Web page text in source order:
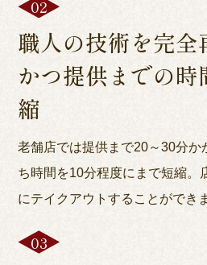
職人の技術を完全
かつ提供までの時
縮
老舗店では提供まで20～30分か
ち時間を10分程度にまで短縮。
にテイクアウトすることができ